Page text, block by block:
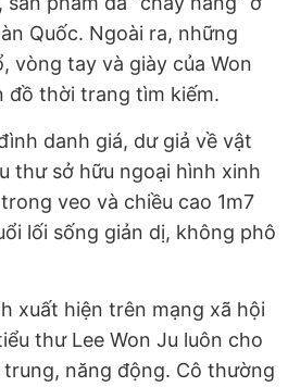
Quốc. Ngoài ra, những
vòng tay và giày của Won
đồ thời trang tìm kiếm.
danh giá, dư giả về vật
thư sở hữu ngoại hình xinh
veo và chiều cao 1m7
lối sống giản dị, không phô
xuất hiện trên mạng xã hội
thư Lee Won Ju luôn cho
năng động. Cô thường